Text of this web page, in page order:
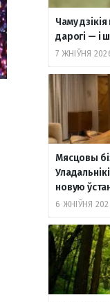
Чаму
дарогі — і
7 ЖНІЎНЯ
Мясцовы
новую
6 ЖНІЎНЯ